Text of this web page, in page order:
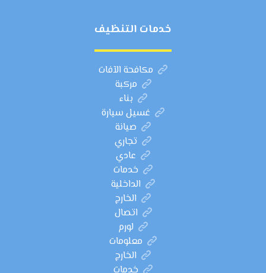
خدمات التنظيف
مكافحة الآفات
مركبة
بناء
غسيل سيارة
صيانة
تجاري
عادي
خدمات
الداخلية
الخارج
اتصال
لورم
معلومات
الخارج